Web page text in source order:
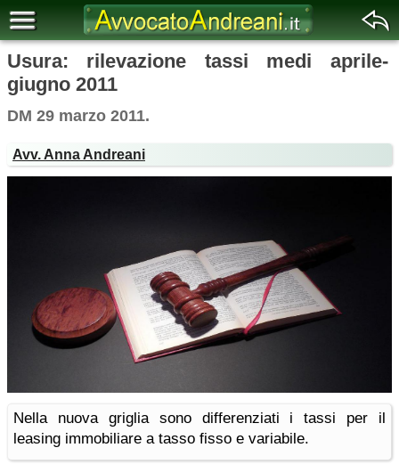
Usura: rilevazione tassi medi aprile-
giugno 2011
DM 29 marzo 2011.
Avv. Anna Andreani
Nella nuova griglia sono differenziati i tassi per il
leasing immobiliare a tasso fisso e variabile.